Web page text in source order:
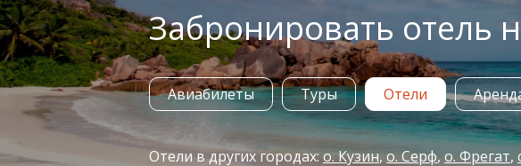
Забронировать отель
Авиабилеты Туры Отели
Отели в других городах: о. Кузин о. Серф о. Фрегат